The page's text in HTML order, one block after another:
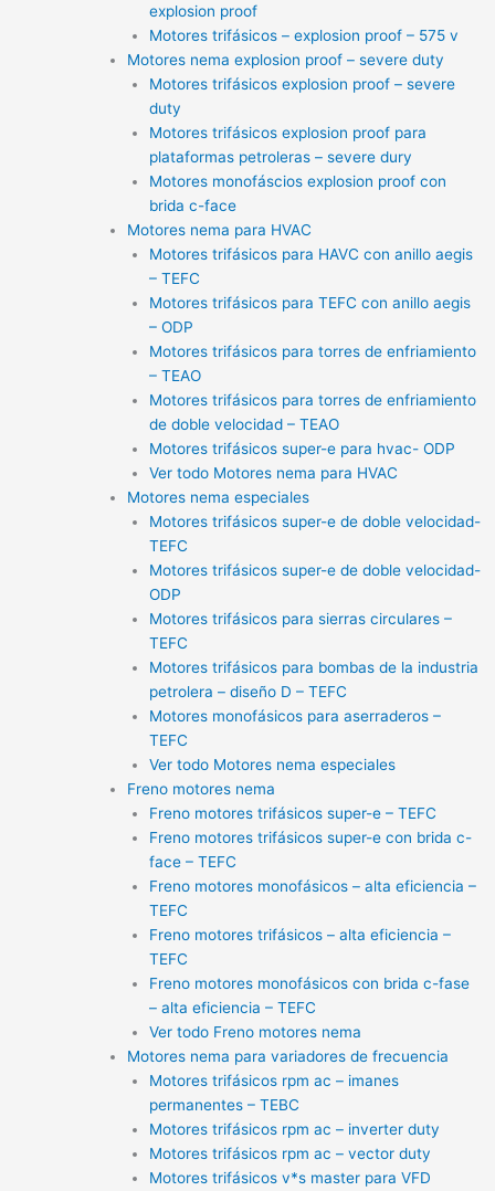
explosion proof
Motores trifásicos – explosion proof – 575 v
Motores nema explosion proof – severe duty
Motores trifásicos explosion proof – severe
duty
Motores trifásicos explosion proof para
plataformas petroleras – severe dury
Motores monofáscios explosion proof con
brida c-face
Motores nema para HVAC
Motores trifásicos para HAVC con anillo aegis
– TEFC
Motores trifásicos para TEFC con anillo aegis
– ODP
Motores trifásicos para torres de enfriamiento
– TEAO
Motores trifásicos para torres de enfriamiento
de doble velocidad – TEAO
Motores trifásicos super-e para hvac- ODP
Ver todo Motores nema para HVAC
Motores nema especiales
Motores trifásicos super-e de doble velocidad-
TEFC
Motores trifásicos super-e de doble velocidad-
ODP
Motores trifásicos para sierras circulares –
TEFC
Motores trifásicos para bombas de la industria
petrolera – diseño D – TEFC
Motores monofásicos para aserraderos –
TEFC
Ver todo Motores nema especiales
Freno motores nema
Freno motores trifásicos super-e – TEFC
Freno motores trifásicos super-e con brida c-
face – TEFC
Freno motores monofásicos – alta eficiencia –
TEFC
Freno motores trifásicos – alta eficiencia –
TEFC
Freno motores monofásicos con brida c-fase
– alta eficiencia – TEFC
Ver todo Freno motores nema
Motores nema para variadores de frecuencia
Motores trifásicos rpm ac – imanes
permanentes – TEBC
Motores trifásicos rpm ac – inverter duty
Motores trifásicos rpm ac – vector duty
Motores trifásicos v*s master para VFD